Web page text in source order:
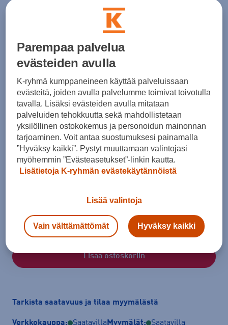
Normaalihinta: 59,90 €
30pv alin hinta: 49,99 €
Lisätietoa
Väri Beige
Koko
Kokotaulukko
Lisää ostoskoriin
Tarkista saatavuus ja tilaa myymälästä
Verkkokauppa: Saatavilla Myymälät: Saatavilla
Parempaa palvelua
evästeiden avulla
K-ryhmä kumppaneineen käyttää palveluissaan
evästeitä, joiden avulla palvelumme toimivat toivotulla
tavalla. Lisäksi evästeiden avulla mitataan
palveluiden tehokkuutta sekä mahdollistetaan
yksilöllinen ostokokemus ja personoidun mainonnan
tarjoaminen. Voit antaa suostumuksesi painamalla
”Hyväksy kaikki”. Pystyt muuttamaan valintojasi
myöhemmin ”Evästeasetukset”-linkin kautta.
Lisätietoja K-ryhmän evästekäytännöistä
Lisää valintoja
Vain välttämättömät Hyväksy kaikki